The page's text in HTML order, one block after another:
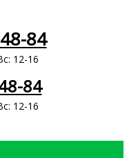
84
12-16
84
12-16